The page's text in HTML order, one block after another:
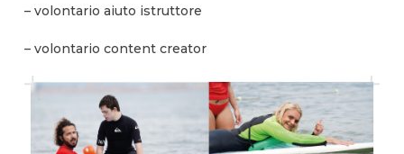
– volontario aiuto istruttore
– volontario content creator